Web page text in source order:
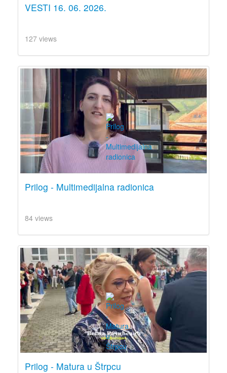
VESTI 16. 06. 2026.
127 views
Prilog - Multimedijalna radionica
84 views
Prilog - Matura u Štrpcu